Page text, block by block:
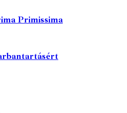
Primissima